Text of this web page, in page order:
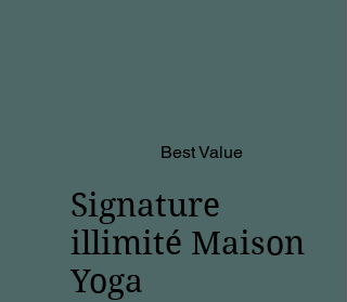
Best Value
Signature
illimité Maison
Yoga